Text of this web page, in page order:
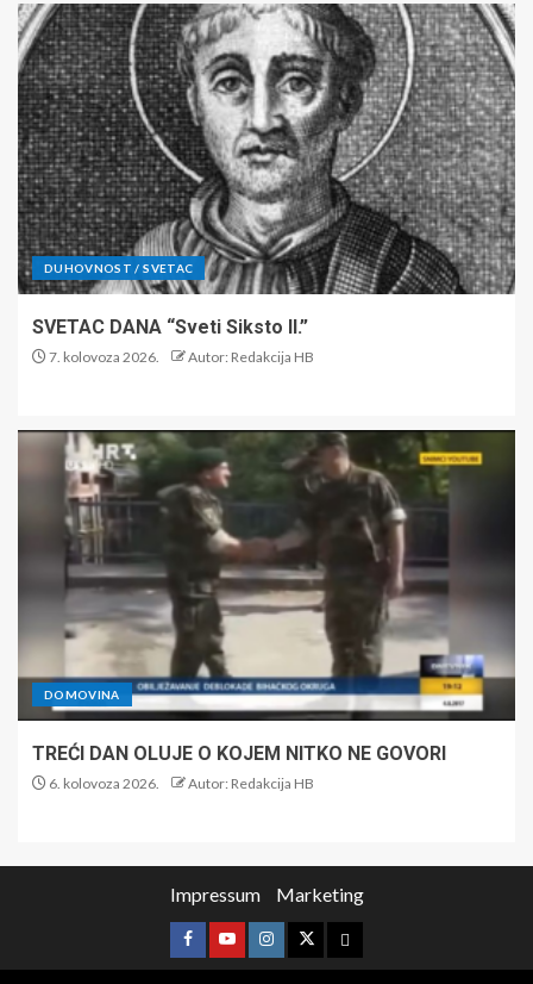
DUHOVNOST / SVETAC
SVETAC DANA “Sveti Siksto II.”
7. kolovoza 2026. Autor: Redakcija HB
DOMOVINA
TREĆI DAN OLUJE O KOJEM NITKO NE GOVORI
6. kolovoza 2026. Autor: Redakcija HB
Impressum Marketing